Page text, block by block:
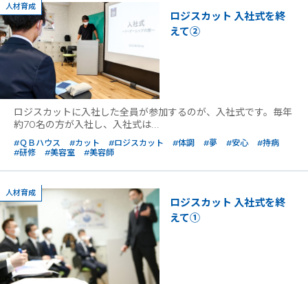
人材育成
ロジスカット 入社式を終
えて②
ロジスカットに入社した全員が参加するのが、入社式です。毎年
約70名の方が入社し、入社式は...
#ＱＢハウス #カット #ロジスカット #体調 #夢 #安心
#持病
#研修
#美容室 #美容師
人材育成
ロジスカット 入社式を終
えて①